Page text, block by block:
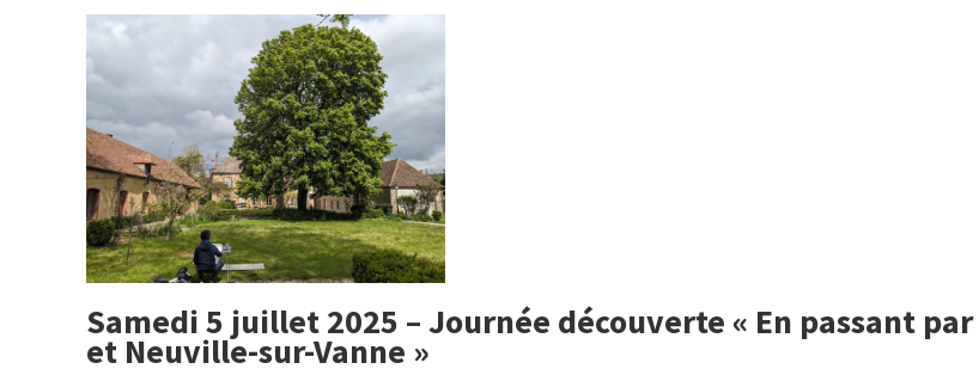
Samedi 5 juillet 2025 – Journée découverte « En passant
et Neuville-sur-Vanne »